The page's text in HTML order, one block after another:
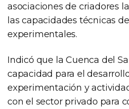
asociaciones de criadores
las capacidades técnicas
experimentales.
Indicó que la Cuenca del
capacidad para el
experimentación y
con el sector privado para